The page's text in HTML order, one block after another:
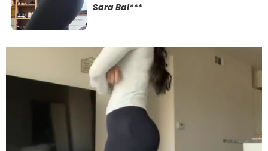
Sara Bal***